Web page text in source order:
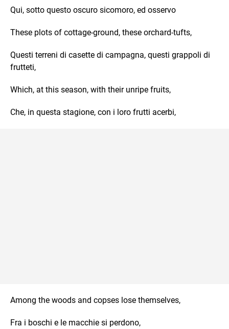
Qui, sotto questo oscuro sicomoro, ed osservo
These plots of cottage-ground, these orchard-tufts,
Questi terreni di casette di campagna, questi grappoli di
frutteti,
Which, at this season, with their unripe fruits,
Che, in questa stagione, con i loro frutti acerbi,
Among the woods and copses lose themselves,
Fra i boschi e le macchie si perdono,